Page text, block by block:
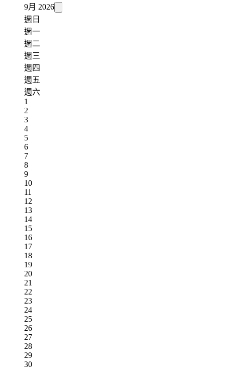
9月 2026
週日
週一
週二
週三
週四
週五
週六
1
2
3
4
5
6
7
8
9
10
11
12
13
14
15
16
17
18
19
20
21
22
23
24
25
26
27
28
29
30